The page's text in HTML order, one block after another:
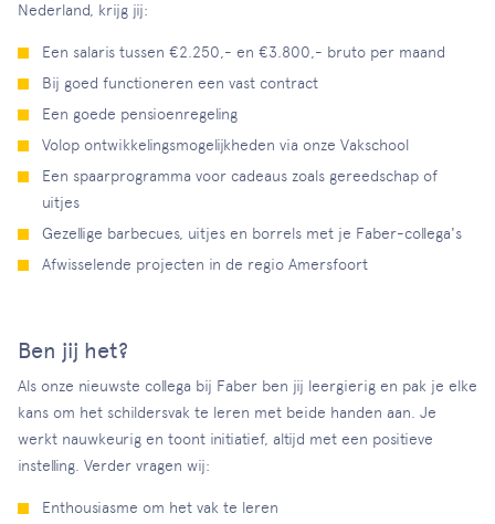
Nederland, krijg jij:
Een salaris tussen €2.250,- en €3.800,- bruto per maand
Bij goed functioneren een vast contract
Een goede pensioenregeling
Volop ontwikkelingsmogelijkheden via onze Vakschool
Een spaarprogramma voor cadeaus zoals gereedschap of
uitjes
Gezellige barbecues, uitjes en borrels met je Faber-collega's
Afwisselende projecten in de regio Amersfoort
Ben jij het?
Als onze nieuwste collega bij Faber ben jij leergierig en pak je elke
kans om het schildersvak te leren met beide handen aan. Je
werkt nauwkeurig en toont initiatief, altijd met een positieve
instelling. Verder vragen wij:
Enthousiasme om het vak te leren